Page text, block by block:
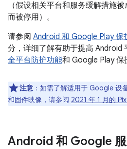
（假设相关平台和服务缓解措施
而被停用）。
请参阅 Android 和 Google Play
分，详细了解有助于提高 Android
全平台防护功能和 Google Play 保
注意 ：如需了解适用于 Google 设
和固件映像，请参阅 2021 年 1 月的
Android 和 Google